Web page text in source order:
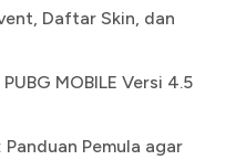
Daftar Skin, dan
MOBILE Versi 4.5
Panduan Pemula agar